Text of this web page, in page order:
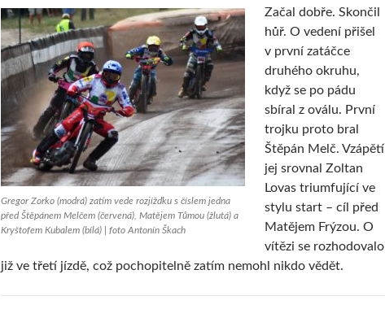
Gregor Zorko (modrá) zatím vede rozjížďku s číslem jedna
před Štěpánem Melčem (červená), Matějem Tůmou (žlutá) a
Kryštofem Kubalem (bílá) | foto Antonín Škach
Začal dobře. Skončil
hůř. O vedení přišel
v první zatáčce
druhého okruhu,
když se po pádu
sbíral z oválu. První
trojku proto bral
Štěpán Melč. Vzápětí
jej srovnal Zoltan
Lovas triumfující ve
stylu start – cíl před
Matějem Frýzou. O
vítězi se rozhodovalo
již ve třetí jízdě, což pochopitelně zatím nemohl nikdo vědět.